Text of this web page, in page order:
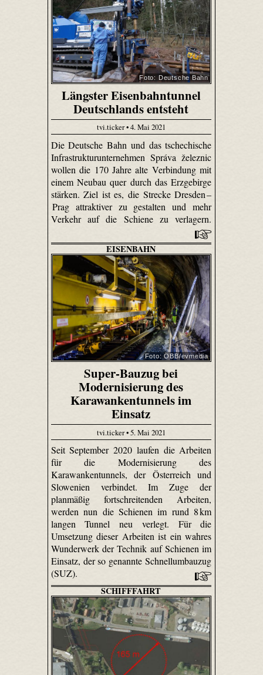
Foto: Deutsche Bahn
Längster Eisenbahntunnel
Deutschlands entsteht
tvi.ticker • 4. Mai 2021
Die Deutsche Bahn und das tschechische
Infrastrukturunternehmen Správa železnic
wollen die 170 Jahre alte Verbindung mit
einem Neubau quer durch das Erzgebirge
stärken. Ziel ist es, die Strecke Dresden –
Prag attraktiver zu gestalten und mehr
Verkehr auf die Schiene zu verlagern.
EISENBAHN
Foto: ÖBB/evmedia
Super-Bauzug bei
Modernisierung des
Karawankentunnels im
Einsatz
tvi.ticker • 5. Mai 2021
Seit September 2020 laufen die Arbeiten
für die Modernisierung des
Karawankentunnels, der Österreich und
Slowenien verbindet. Im Zuge der
planmäßig fortschreitenden Arbeiten,
werden nun die Schienen im rund 8 km
langen Tunnel neu verlegt. Für die
Umsetzung dieser Arbeiten ist ein wahres
Wunderwerk der Technik auf Schienen im
Einsatz, der so genannte Schnellumbauzug
(SUZ).
SCHIFFFAHRT